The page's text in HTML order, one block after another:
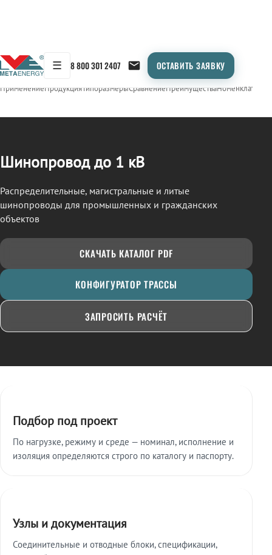
☰ 8 800 301 2407 ОСТАВИТЬ ЗАЯВКУ
← Продукция/ШИНОПРОВОД
ПрименениеПродукцияТипоразмерыСравнениеПреимуществаНоменклатура
Шинопровод до 1 кВ
Распределительные, магистральные и литые
шинопроводы для промышленных и гражданских
объектов
СКАЧАТЬ КАТАЛОГ PDF
КОНФИГУРАТОР ТРАССЫ
ЗАПРОСИТЬ РАСЧЁТ
Подбор под проект
По нагрузке, режиму и среде — номинал, исполнение и
изоляция определяются строго по каталогу и паспорту.
Узлы и документация
Соединительные и отводные блоки, спецификации,